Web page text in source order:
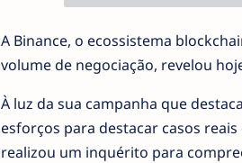
A Binance, o ecossistema
volume de negociação, revelou
À luz da sua campanha que
esforços para destacar casos
realizou um inquérito para